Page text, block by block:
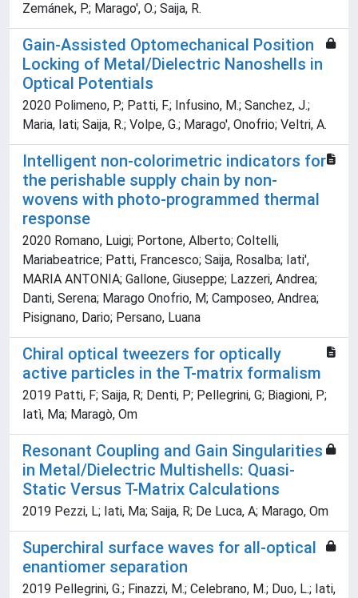
Zemánek, P.; Marago', O.; Saija, R.
Gain-Assisted Optomechanical Position
Locking of Metal/Dielectric Nanoshells in
Optical Potentials
2020 Polimeno, P.; Patti, F.; Infusino, M.; Sanchez, J.;
Maria, Iati; Saija, R.; Volpe, G.; Marago', Onofrio; Veltri, A.
Intelligent non-colorimetric indicators for
the perishable supply chain by non-
wovens with photo-programmed thermal
response
2020 Romano, Luigi; Portone, Alberto; Coltelli,
Mariabeatrice; Patti, Francesco; Saija, Rosalba; Iati',
MARIA ANTONIA; Gallone, Giuseppe; Lazzeri, Andrea;
Danti, Serena; Marago Onofrio, M; Camposeo, Andrea;
Pisignano, Dario; Persano, Luana
Chiral optical tweezers for optically
active particles in the T-matrix formalism
2019 Patti, F; Saija, R; Denti, P; Pellegrini, G; Biagioni, P;
Iatì, Ma; Maragò, Om
Resonant Coupling and Gain Singularities
in Metal/Dielectric Multishells: Quasi-
Static Versus T-Matrix Calculations
2019 Pezzi, L; Iati, Ma; Saija, R; De Luca, A; Marago, Om
Superchiral surface waves for all-optical
enantiomer separation
2019 Pellegrini, G.; Finazzi, M.; Celebrano, M.; Duo, L.; Iati,